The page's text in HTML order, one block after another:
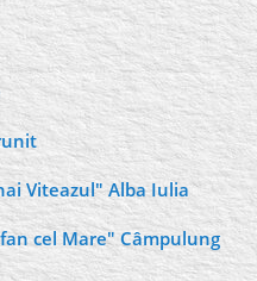
Viteazul" Alba Iulia
cel Mare" Câmpulung